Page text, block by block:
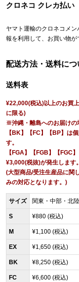
クロネコ クレカ払い
ヤマト運輸のクロネコメ
報を利用して、お買い物が
配送方法・送料につ
送料表
¥22,000(税込)以上のお買
に限る)
※沖縄・離島へのお届けの
【BK】【FC】【BP】は
す。
【FGA】【FGB】【FGC
¥3,000(税抜)が発生します。
(大型商品/受注生産品に関
みの対応となります。)
サイズ 関東・中部・北
S ¥880 (税込)
M ¥1,100 (税込)
EX ¥1,650 (税込)
BK ¥8,250 (税込)
FC ¥6,600 (税込)